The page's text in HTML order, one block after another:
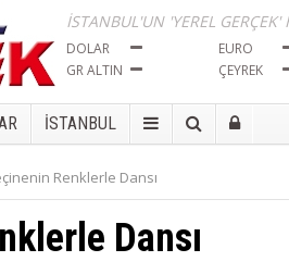
İSTANBUL'UN 'YEREL GERÇEK'
DOLAR
EURO
GR ALTIN
ÇEYREK
İSTANBUL
Renklerle Dansı
Dansı